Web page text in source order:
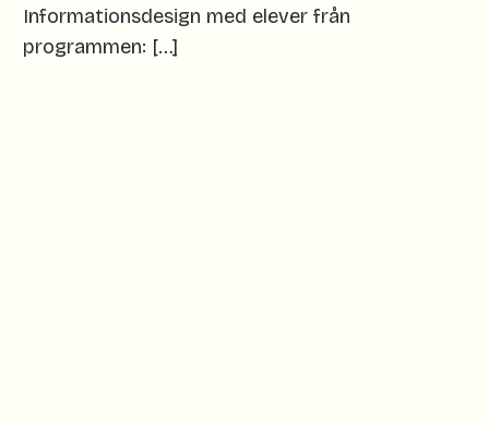
Informationsdesign med elever från
programmen: […]